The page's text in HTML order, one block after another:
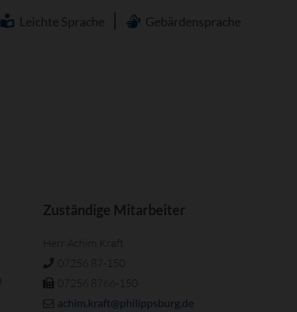
Leichte Sprache Gebärdensprache
Zuständige Mitarbeiter
Herr Achim Kraft
07256 87-150
07256 8766-150
achim.kraft@philippsburg.de